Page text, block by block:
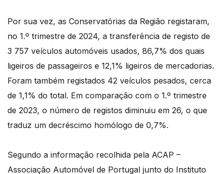
Por sua vez, as Conservatórias da Região registaram,
no 1.º trimestre de 2024, a transferência de registo de
3 757 veículos automóveis usados, 86,7% dos quais
ligeiros de passageiros e 12,1% ligeiros de mercadorias.
Foram também registados 42 veículos pesados, cerca
de 1,1% do total. Em comparação com o 1.º trimestre
de 2023, o número de registos diminuiu em 26, o que
traduz um decréscimo homólogo de 0,7%.
Segundo a informação recolhida pela ACAP –
Associação Automóvel de Portugal junto do Instituto